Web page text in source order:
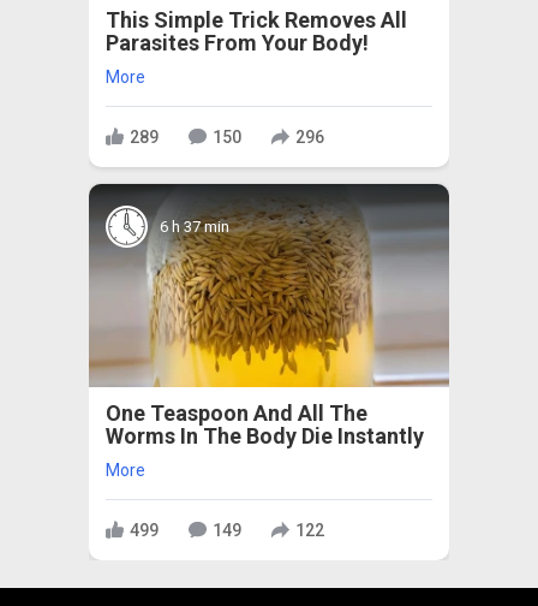
This Simple Trick Removes All
Parasites From Your Body!
More
289 150 296
6 h 37 min
One Teaspoon And All The
Worms In The Body Die Instantly
More
499 149 122